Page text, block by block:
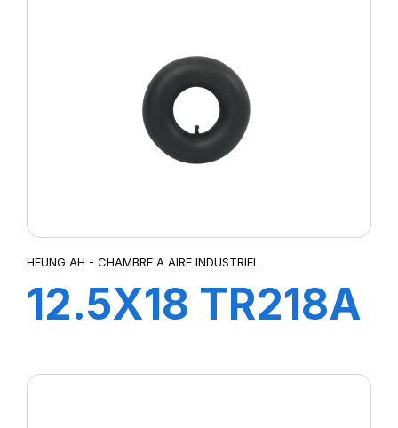
HEUNG AH - CHAMBRE A AIRE INDUSTRIEL
12.5X18 TR218A